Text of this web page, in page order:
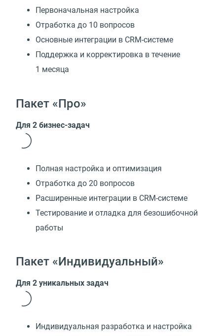
Первоначальная настройка
Отработка до 10 вопросов
Основные интеграции в CRM-системе
Поддержка и корректировка в течение
1 месяца
Пакет «Про»
Для 2 бизнес-задач
Полная настройка и оптимизация
Отработка до 20 вопросов
Расширенные интеграции в CRM-системе
Тестирование и отладка для безошибочной
работы
Пакет «Индивидуальный»
Для 2 уникальных задач
Индивидуальная разработка и настройка